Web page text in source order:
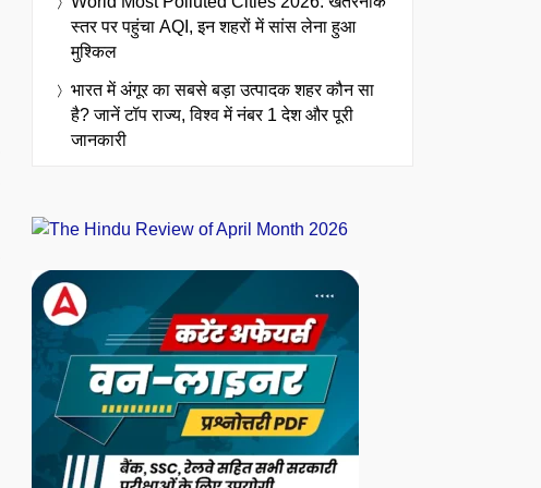
स्तर पर पहुंचा AQI, इन शहरों में सांस लेना हुआ
मुश्किल
भारत में अंगूर का सबसे बड़ा उत्पादक शहर कौन सा
है? जानें टॉप राज्य, विश्व में नंबर 1 देश और पूरी
जानकारी